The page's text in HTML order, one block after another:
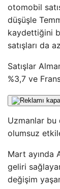
otomobil
düşüşle
kaydettiğini
satışları da
Satışlar
%3,7 ve
Uzmanlar bu
olumsuz
Mart ayında
geliri
değişim